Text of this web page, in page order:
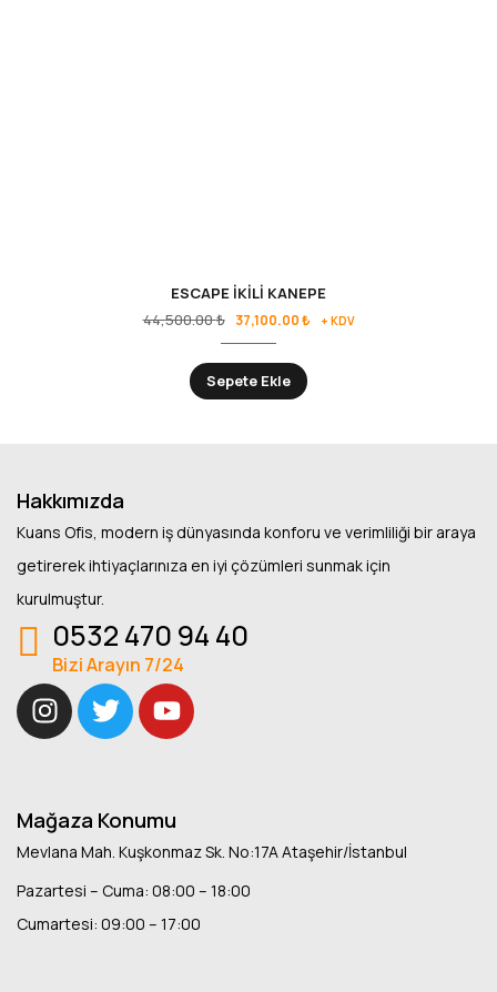
ESCAPE İKİLİ KANEPE
44,500.00₺ 37,100.00₺ + KDV
Sepete Ekle
Hakkımızda
Kuans Ofis, modern iş dünyasında konforu ve verimliliği bir araya
getirerek ihtiyaçlarınıza en iyi çözümleri sunmak için
kurulmuştur.
0532 470 94 40
Bizi Arayın 7/24
Mağaza Konumu
Mevlana Mah. Kuşkonmaz Sk. No:17A Ataşehir/İstanbul
Pazartesi – Cuma: 08:00 – 18:00
Cumartesi: 09:00 – 17:00